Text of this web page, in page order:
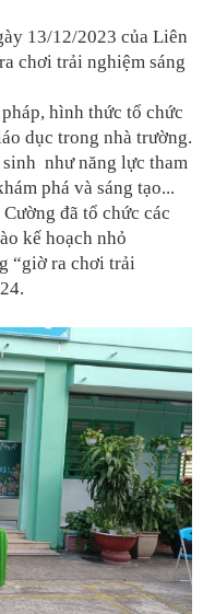
13/12/2023 của Liên
chơi trải nghiệm sáng
, hình thức tổ chức
dục trong nhà trường.
sinh nhưnăng lực tham
phá và sáng tạo...
đã tổ chức các
kế hoạch nhỏ
“giờ ra chơi trải